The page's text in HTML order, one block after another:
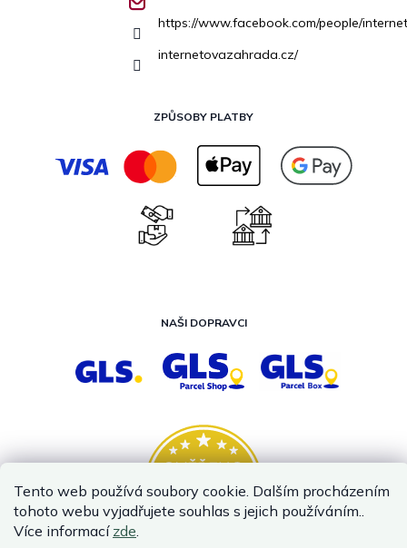
Tento web používá soubory cookie. Dalším procházením
tohoto webu vyjadřujete souhlas s jejich používáním..
Více informací zde.
https://www.facebook.com/people/
internetovazahrada.cz/
ZPŮSOBY PLATBY
NAŠI DOPRAVCI